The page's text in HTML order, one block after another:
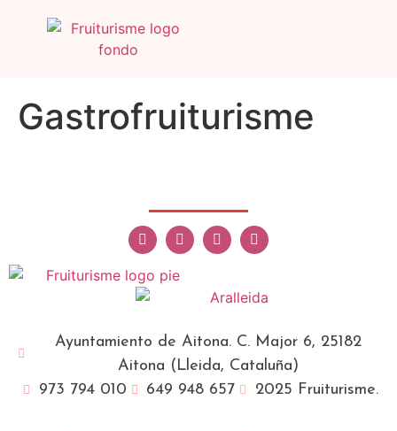
Gastrofruiturisme
Ayuntamiento de Aitona. C. Major 6, 25182
Aitona (Lleida, Cataluña)
973 794 010
649 948 657 2025 Fruiturisme.